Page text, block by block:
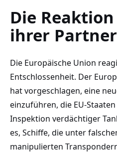
Die
ihrer Partner
Die Europäische Union
Entschlossenheit. Der
hat vorgeschlagen, eine
einzuführen, die EU-
Inspektion verdächtiger
es, Schiffe, die unter
manipulierten